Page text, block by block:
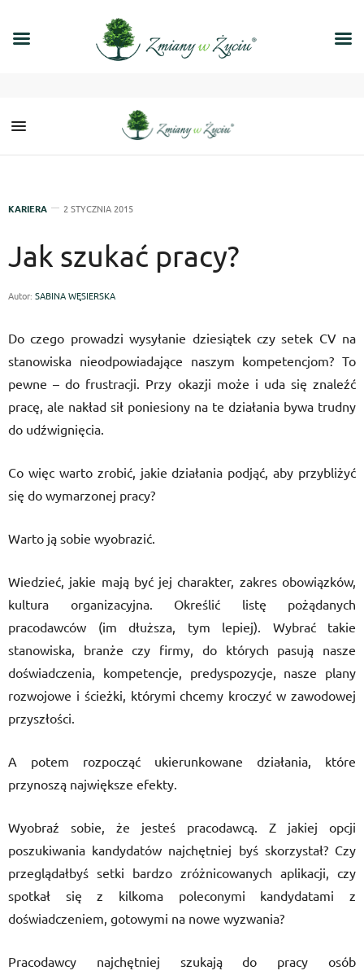
KARIERA 2 STYCZNIA 2015
Jak szukać pracy?
Autor: SABINA WĘSIERSKA
Do czego prowadzi wysyłanie dziesiątek czy setek CV na
stanowiska nieodpowiadające naszym kompetencjom? To
pewne – do frustracji. Przy okazji może i uda się znaleźć
pracę, ale nakład sił poniesiony na te działania bywa trudny
do udźwignięcia.
Co więc warto zrobić, jakie działania podjąć, aby przybliżyć
się do wymarzonej pracy?
Warto ją sobie wyobrazić.
Wiedzieć, jakie mają być jej charakter, zakres obowiązków,
kultura organizacyjna. Określić listę pożądanych
pracodawców (im dłuższa, tym lepiej). Wybrać takie
stanowiska, branże czy firmy, do których pasują nasze
doświadczenia, kompetencje, predyspozycje, nasze plany
rozwojowe i ścieżki, którymi chcemy kroczyć w zawodowej
przyszłości.
A potem rozpocząć ukierunkowane działania, które
przynoszą największe efekty.
Wyobraź sobie, że jesteś pracodawcą. Z jakiej opcji
poszukiwania kandydatów najchętniej byś skorzystał? Czy
przeglądałbyś setki bardzo zróżnicowanych aplikacji, czy
spotkał się z kilkoma poleconymi kandydatami z
doświadczeniem, gotowymi na nowe wyzwania?
Pracodawcy najchętniej szukają do pracy osób